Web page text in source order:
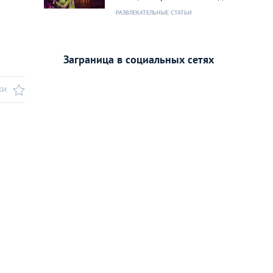
РАЗВЛЕКАТЕЛЬНЫЕ СТАТЬИ
Заграница в социальных сетях